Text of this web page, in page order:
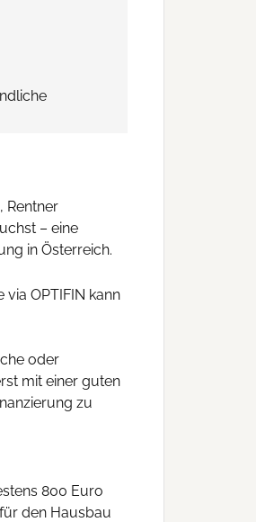
Rentner
– eine
in Österreich.
OPTIFIN kann
oder
mit einer guten
zu
800 Euro
den Hausbau